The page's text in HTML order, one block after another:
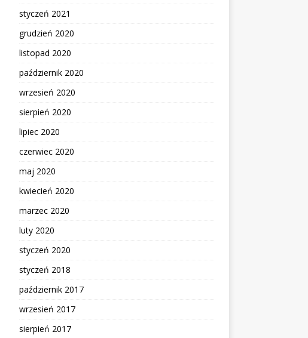
styczeń 2021
grudzień 2020
listopad 2020
październik 2020
wrzesień 2020
sierpień 2020
lipiec 2020
czerwiec 2020
maj 2020
kwiecień 2020
marzec 2020
luty 2020
styczeń 2020
styczeń 2018
październik 2017
wrzesień 2017
sierpień 2017